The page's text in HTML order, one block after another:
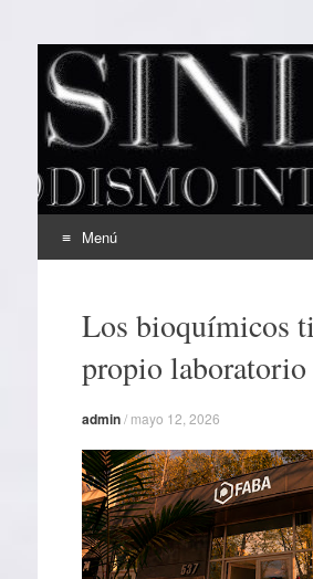
EL SINDICAL
Periodismo Inteligente
Menú
contenidoLos bioquímicos
propio laboratorio
admin/ mayo 12, 2026